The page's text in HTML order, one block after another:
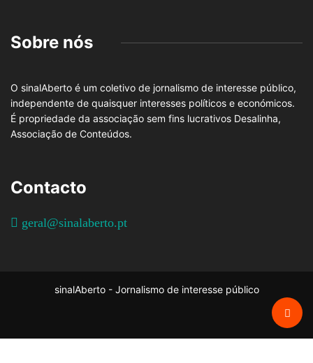
Sobre nós
O sinalAberto é um coletivo de jornalismo de interesse público,
independente de quaisquer interesses políticos e económicos.
É propriedade da associação sem fins lucrativos Desalinha,
Associação de Conteúdos.
Contacto
geral@sinalaberto.pt
sinalAberto - Jornalismo de interesse público